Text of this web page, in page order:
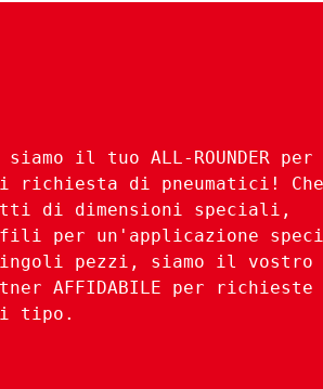
siamo il tuo ALL-ROUNDER per
richiesta di pneumatici!
di dimensioni speciali,
per un'applicazione
pezzi, siamo il vostro
AFFIDABILE per
tipo.